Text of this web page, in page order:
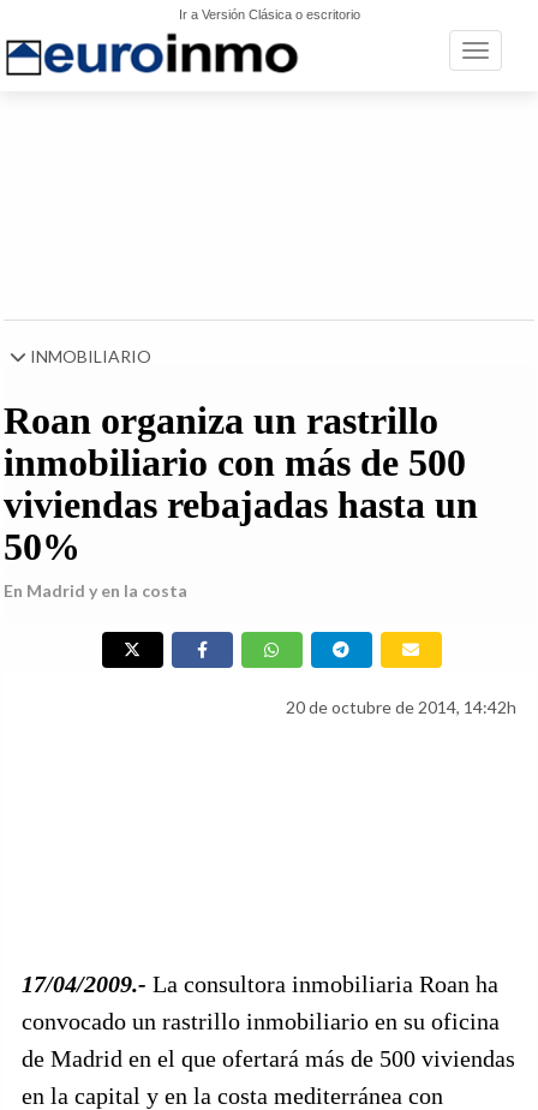
Ir a Versión Clásica o escritorio
Toggle
INMOBILIARIO
Roan organiza un rastrillo
inmobiliario con más de 500
viviendas rebajadas hasta un
50%
En Madrid y en la costa
20 de octubre de 2014, 14:42h
17/04/2009.- La consultora inmobiliaria Roan ha
convocado un rastrillo inmobiliario en su oficina
de Madrid en el que ofertará más de 500 viviendas
en la capital y en la costa mediterránea con